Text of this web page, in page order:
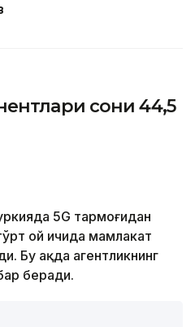
сони 44,5
5G тармоғидан
ой ичида мамлакат
Бу ҳақда агентликнинг
беради.